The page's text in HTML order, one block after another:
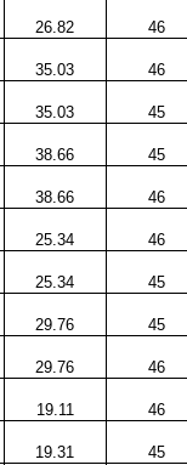
26.82 46
35.03 46
35.03 45
38.66 45
38.66 46
25.34 46
25.34 45
29.76 45
29.76 46
19.11 46
19.31 45